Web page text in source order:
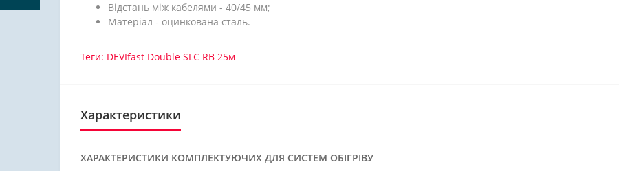
Відстань між кабелями - 40/45 мм;
Матеріал - оцинкована сталь.
Теги: DEVIfast Double SLC RB 25м
Характеристики
ХАРАКТЕРИСТИКИ КОМПЛЕКТУЮЧИХ ДЛЯ СИСТЕМ ОБІГРІВУ